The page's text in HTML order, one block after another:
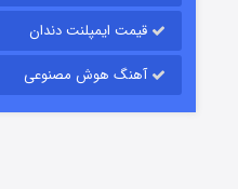
قیمت ایمپلنت دندان
آهنگ هوش مصنوعی